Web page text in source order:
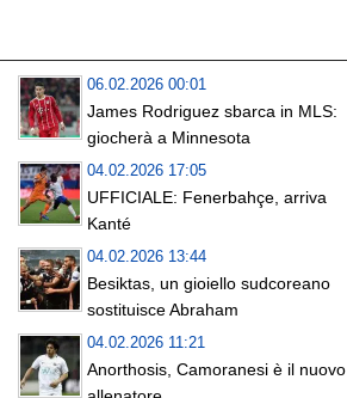
06.02.2026 00:01
James Rodriguez sbarca in MLS:
giocherà a Minnesota
04.02.2026 17:05
UFFICIALE: Fenerbahçe, arriva
Kanté
04.02.2026 13:44
Besiktas, un gioiello sudcoreano
sostituisce Abraham
04.02.2026 11:21
Anorthosis, Camoranesi è il nuovo